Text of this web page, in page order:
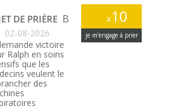
x10
je m’engage à prier
DE PRIÈRE B
02-08-2026
victoire
Ralph en soins
que les
veulent le
des